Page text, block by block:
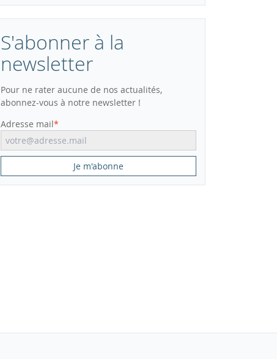
S'abonner à la
newsletter
Pour ne rater aucune de nos actualités,
abonnez-vous à notre newsletter !
Adresse mail
Je m'abonne